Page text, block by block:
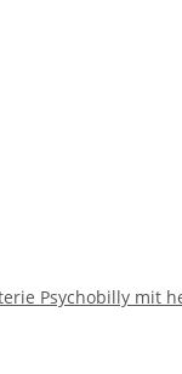
Psychobilly mit